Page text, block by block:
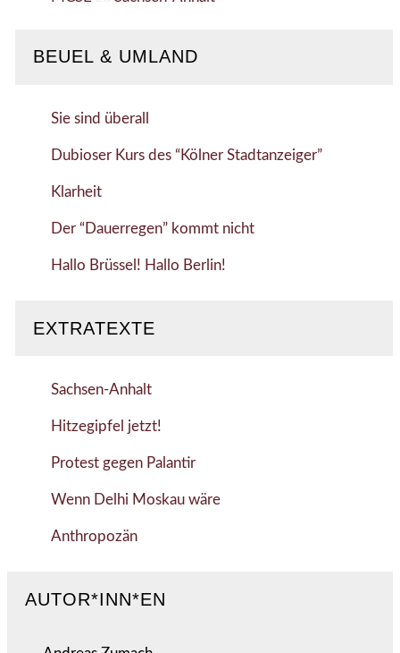
BEUEL & UMLAND
Sie sind überall
Dubioser Kurs des “Kölner Stadtanzeiger”
Klarheit
Der “Dauerregen” kommt nicht
Hallo Brüssel! Hallo Berlin!
EXTRATEXTE
Sachsen-Anhalt
Hitzegipfel jetzt!
Protest gegen Palantir
Wenn Delhi Moskau wäre
Anthropozän
AUTOR*INN*EN